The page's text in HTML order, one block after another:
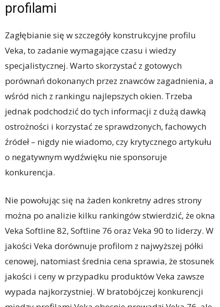
profilami
Zagłębianie się w szczegóły konstrukcyjne profilu
Veka, to zadanie wymagające czasu i wiedzy
specjalistycznej. Warto skorzystać z gotowych
porównań dokonanych przez znawców zagadnienia, a
wśród nich z rankingu najlepszych okien. Trzeba
jednak podchodzić do tych informacji z dużą dawką
ostrożności i korzystać ze sprawdzonych, fachowych
źródeł – nigdy nie wiadomo, czy krytycznego artykułu
o negatywnym wydźwięku nie sponsoruje
konkurencja.
Nie powołując się na żaden konkretny adres strony
można po analizie kilku rankingów stwierdzić, że okna
Veka Softline 82, Softline 76 oraz Veka 90 to liderzy. W
jakości Veka dorównuje profilom z najwyższej półki
cenowej, natomiast średnia cena sprawia, że stosunek
jakości i ceny w przypadku produktów Veka zawsze
wypada najkorzystniej. W bratobójczej konkurencji